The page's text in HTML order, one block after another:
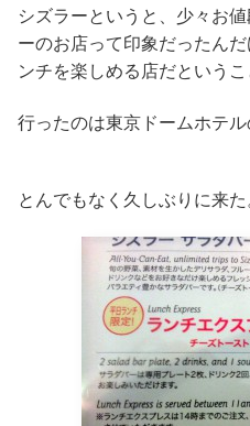
シズラーというと、少々お
ーのお店って印象だったん
ンチを楽しめる店だというこ
行ったのは東京ドームホテル
とんでもなく久しぶりに来た